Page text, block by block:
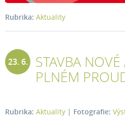
Rubrika: Aktuality
23. 6.
STAVBA NOVÉ
PLNÉM
Rubrika: Aktuality | Fotografie: